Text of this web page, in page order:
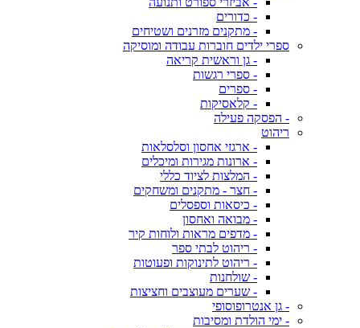
- כדורים
- מתקנים מזרנים ושטיחים
ספרי ילדים חוברות עבודה ומוסיקה
- גן וראשית קריאה
- ספרי רגשות
- ספרים
- קלאסיקות
- הפסקה פעילה
ריהוט
- ארגזי אחסון וסלסלאות
- ארונות מגירות ומיכלים
- המלצות לציוד כללי
- חצר - מתקנים ומשחקים
- כיסאות וספסלים
- מבואה ואחסון
- מדפים מראות ולוחות קיר
- ריהוט לבתי ספר
- ריהוט לתינוקות ופעוטות
- שולחנות
- שערים מעוצבים וחציצות
- גן אנטרופוסופי
- ימי הולדת ומסיבות